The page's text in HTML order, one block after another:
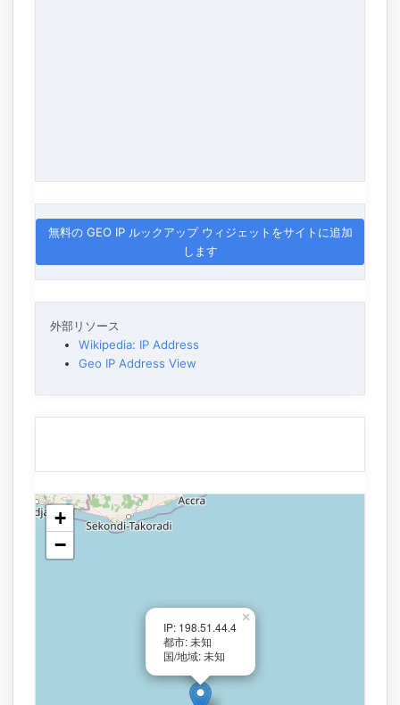
無料の GEO IP ルックアップ ウィジェットをサイトに追加
します
外部リソース
Wikipedia: IP Address
Geo IP Address View
IP: 198.51.44.4
都市: 未知
国/地域: 未知
×
+
−